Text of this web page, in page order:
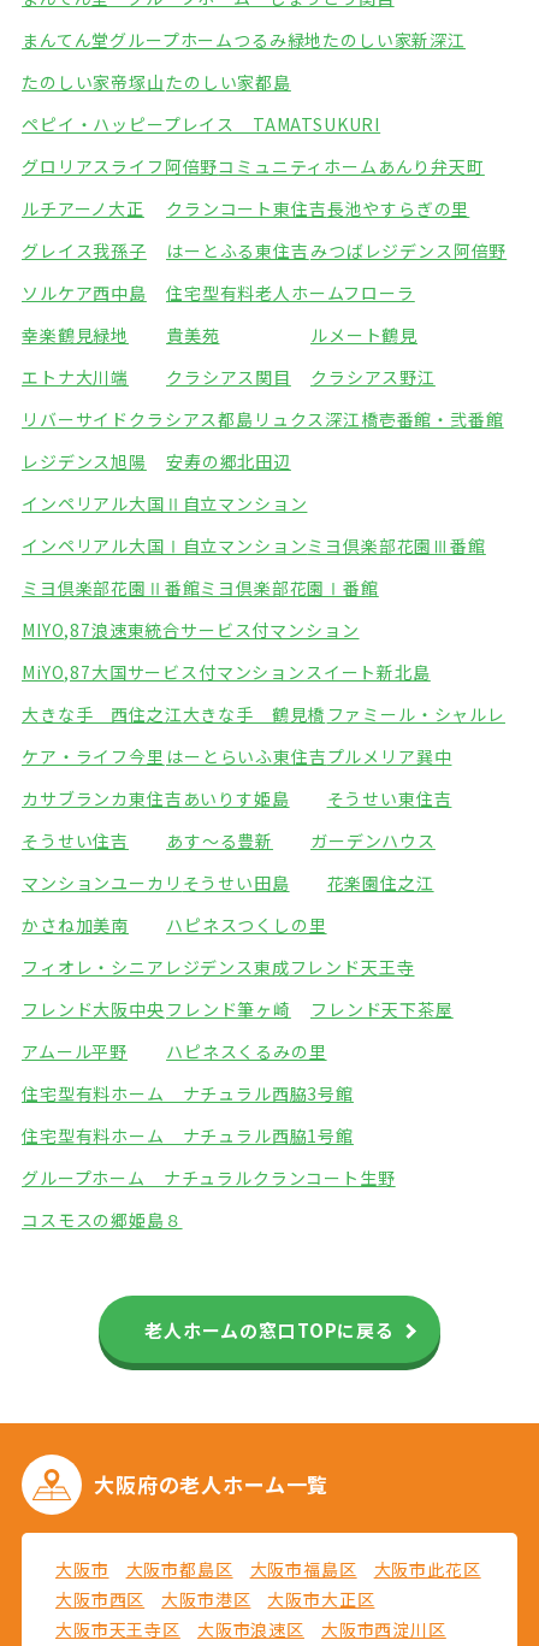
まんてん堂グループホームつるみ緑地たのしい家新深江
たのしい家帝塚山 たのしい家都島
ペピイ・ハッピープレイス TAMATSUKURI
グロリアスライフ阿倍野コミュニティホームあんり弁天町
ルチアーノ大正
クランコート東住吉長池やすらぎの里
グレイス我孫子
はーとふる東住吉 みつばレジデンス阿倍野
ソルケア西中島
住宅型有料老人ホームフローラ
幸楽鶴見緑地
貴美苑
ルメート鶴見
エトナ大川端
クラシアス関目
クラシアス野江
リバーサイドクラシアス都島 リュクス深江橋壱番館・弐番館
レジデンス旭陽
安寿の郷北田辺
インペリアル大国Ⅱ自立マンション
インペリアル大国Ⅰ自立マンションミヨ倶楽部花園Ⅲ番館
ミヨ倶楽部花園Ⅱ番館ミヨ倶楽部花園Ⅰ番館
MIYO,87浪速東統合サービス付マンション
MiYO,87大国サービス付マンションスイート新北島
大きな手 西住之江大きな手 鶴見橋 ファミール・シャルレ
ケア・ライフ今里 はーとらいふ東住吉プルメリア巽中
カサブランカ東住吉 あいりす姫島
そうせい東住吉
そうせい住吉
あす～る豊新
ガーデンハウス
マンションユーカリ そうせい田島
花楽園住之江
かさね加美南
ハピネスつくしの里
フィオレ・シニアレジデンス東成フレンド天王寺
フレンド大阪中央 フレンド筆ヶ崎
フレンド天下茶屋
アムール平野
ハピネスくるみの里
住宅型有料ホーム ナチュラル西脇3号館
住宅型有料ホーム ナチュラル西脇1号館
グループホーム ナチュラルクランコート生野
コスモスの郷姫島８
老人ホームの窓口TOPに戻る
大阪府の老人ホーム一覧
大阪市 大阪市都島区 大阪市福島区
大阪市此花区
大阪市西区
大阪市港区
大阪市大正区
大阪市天王寺区
大阪市浪速区
大阪市西淀川区